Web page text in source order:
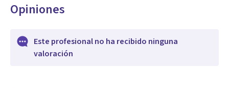
Opiniones
Este profesional no ha recibido ninguna
valoración